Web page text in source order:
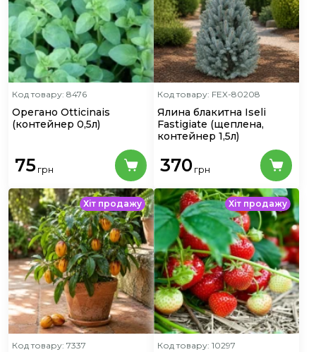
Код товару: 8476
Орегано Otticinais
(контейнер 0,5л)
75 грн
Код товару: FEX-80208
Ялина блакитна Iseli
Fastigiate (щеплена,
контейнер 1,5л)
370 грн
Код товару: 7337
Хіт продажу
Код товару: 10297
Хіт продажу